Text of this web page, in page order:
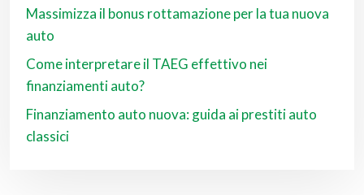
Massimizza il bonus rottamazione per la tua nuova
auto
Come interpretare il TAEG effettivo nei
finanziamenti auto?
Finanziamento auto nuova: guida ai prestiti auto
classici